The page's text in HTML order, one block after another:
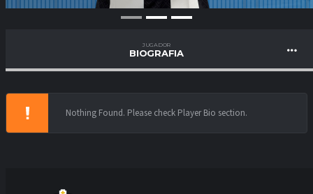
JUGADOR
BIOGRAFIA
Nothing Found. Please check Player Bio section.